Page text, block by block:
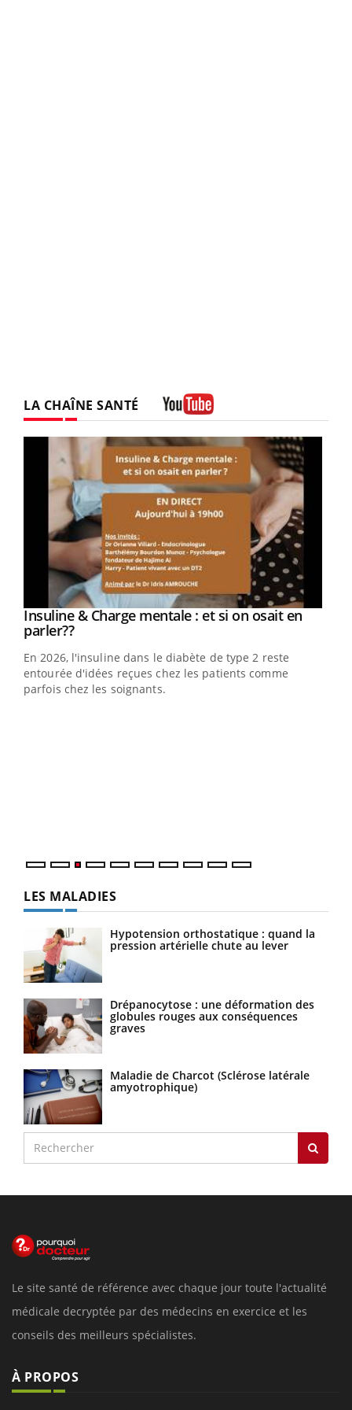
LA CHAÎNE SANTÉ
Youtube
Insuline & Charge mentale : et si on osait en
parler??Youtube
En 2026, l'insuline dans le diabète de type 2 reste
entourée d'idées reçues chez les patients comme
parfois chez les soignants.
LES MALADIES
Hypotension orthostatique : quand la
pression artérielle chute au lever
Drépanocytose : une déformation des
globules rouges aux conséquences
graves
Maladie de Charcot (Sclérose latérale
amyotrophique)
Le site santé de référence avec chaque jour toute l'actualité
médicale decryptée par des médecins en exercice et les
conseils des meilleurs spécialistes.
À PROPOS